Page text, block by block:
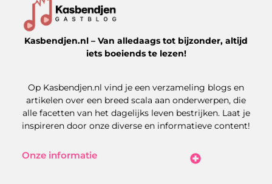
Kasbendjen.nl – Van alledaags tot bijzonder, altijd
iets boeiends te lezen!
Op Kasbendjen.nl vind je een verzameling blogs en
artikelen over een breed scala aan onderwerpen, die
alle facetten van het dagelijks leven bestrijken. Laat je
inspireren door onze diverse en informatieve content!
Onze informatie